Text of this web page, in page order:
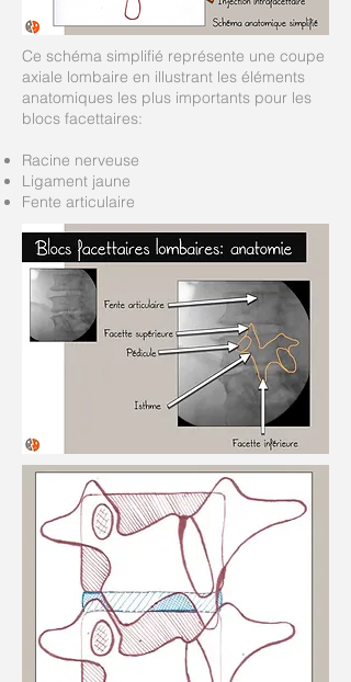
Ce schéma simplifié représente une coupe
axiale lombaire en illustrant les éléments
anatomiques les plus importants pour les
blocs facettaires:
Racine nerveuse
Ligament jaune
Fente articulaire